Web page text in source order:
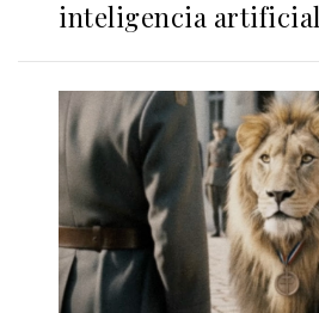
inteligencia artificial